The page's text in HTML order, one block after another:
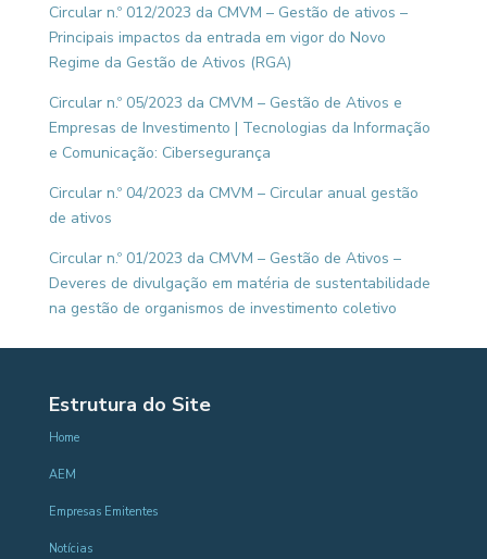
Circular n.º 012/2023 da CMVM – Gestão de ativos –
Principais impactos da entrada em vigor do Novo
Regime da Gestão de Ativos (RGA)
Circular n.º 05/2023 da CMVM – Gestão de Ativos e
Empresas de Investimento | Tecnologias da Informação
e Comunicação: Cibersegurança
Circular n.º 04/2023 da CMVM – Circular anual gestão
de ativos
Circular n.º 01/2023 da CMVM – Gestão de Ativos –
Deveres de divulgação em matéria de sustentabilidade
na gestão de organismos de investimento coletivo
Estrutura do Site
Home
AEM
Empresas Emitentes
Notícias